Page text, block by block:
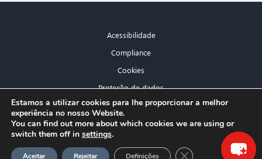
Acessibilidade
Compliance
Cookies
Proteção de dados
Aviso legal
Estamos a utilizar cookies para lhe proporcionar a melhor
experiência no nosso Website.
You can find out more about which cookies we are using or
switch them off in settings.
Aceitar Rejeitar Definições GDPR Cookie-